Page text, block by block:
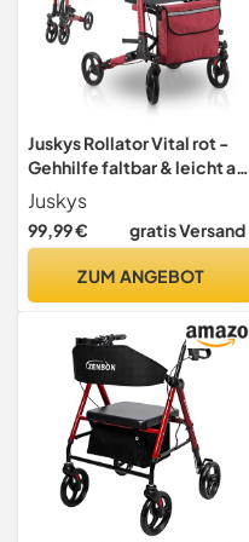
Juskys Rollator Vital rot -
Gehhilfe faltbar & leicht aus
Aluminium bis 130 kg -
Laufhilfe höhenverstellbar
mit Sitz, Tasche &
Juskys
99,99 € gratis Versand
ZUM ANGEBOT